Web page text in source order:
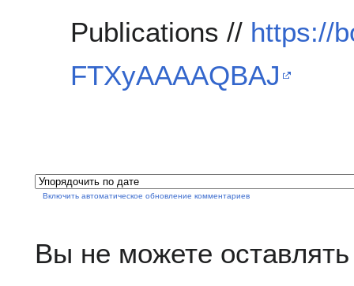
Publications // https://
FTXyAAAAQBAJ
Включить автоматическое обновление комментариев
Вы не можете